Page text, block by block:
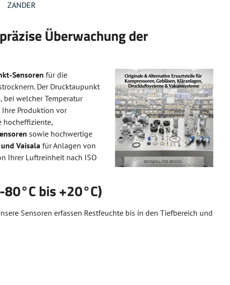
ZANDER
Überwachung der
Sensoren für die
Der Drucktaupunkt
bei welcher Temperatur
Ihre Produktion vor
hocheffiziente,
sowie hochwertige
Vaisala für Anlagen von
Ihrer Luftreinheit nach ISO
bis +20°C)
Sensoren erfassen Restfeuchte bis in den Tiefbereich und